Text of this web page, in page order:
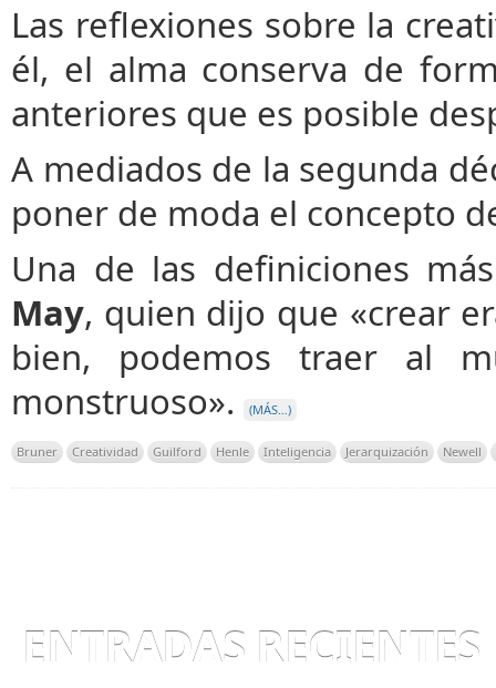
Las reflexiones sobre la
él, el alma conserva de
anteriores que es posible
A mediados de la segunda
poner de moda el concepto
Una de las definiciones
May, quien dijo que «crear
bien, podemos traer al
monstruoso».
(MÁS…)
Bruner Creatividad Guilford Henle Inteligencia Jerarquización Newell
ENTRADAS RECIENTES